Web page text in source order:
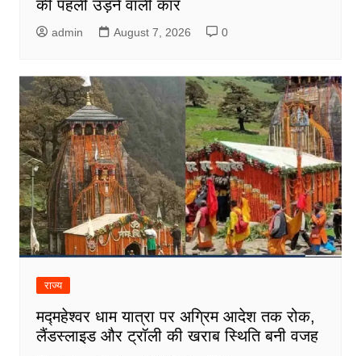
की पहली उड़ने वाली कार
admin August 7, 2026 0
राज्य
मद्महेश्वर धाम यात्रा पर अग्रिम आदेश तक रोक,
लैंडस्लाइड और ट्रॉली की खराब स्थिति बनी वजह